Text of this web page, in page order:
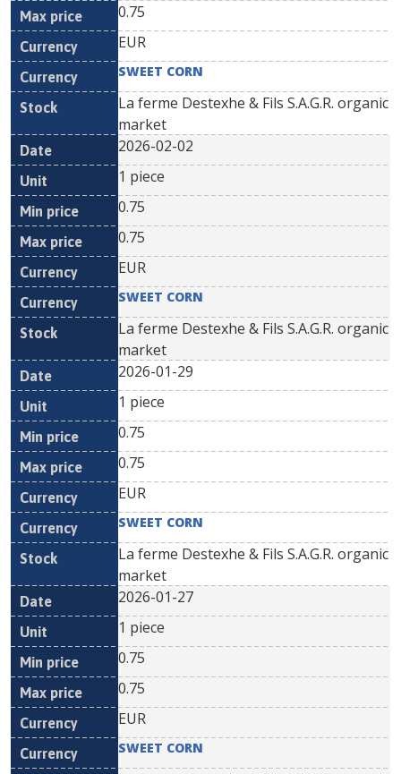
0.75
EUR
SWEET CORN
La ferme Destexhe & Fils S.A.G.R. organic
market
2026-02-02
1 piece
0.75
0.75
EUR
SWEET CORN
La ferme Destexhe & Fils S.A.G.R. organic
market
2026-01-29
1 piece
0.75
0.75
EUR
SWEET CORN
La ferme Destexhe & Fils S.A.G.R. organic
market
2026-01-27
1 piece
0.75
0.75
EUR
SWEET CORN